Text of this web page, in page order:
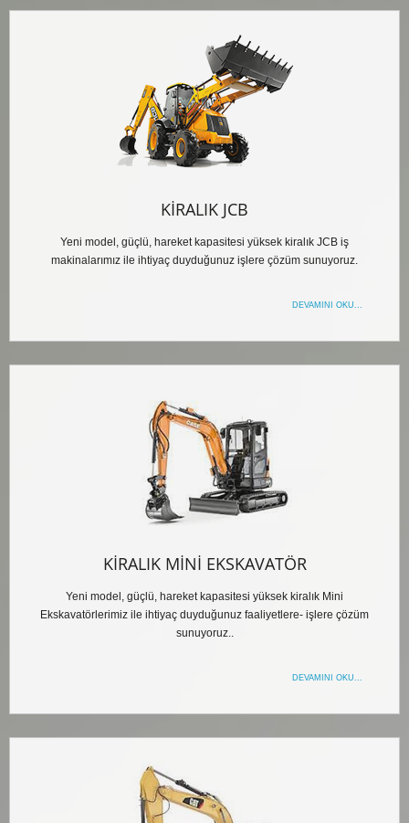
KIRALIK JCB
Yeni model, güçlü, hareket kapasitesi yüksek kiralık JCB iş
makinalarımız ile ihtiyaç duyduğunuz işlere çözüm sunuyoruz.
DEVAMINI OKU...
KIRALIK MINI EKSKAVATÖR
Yeni model, güçlü, hareket kapasitesi yüksek kiralık Mini
Ekskavatörlerimiz ile ihtiyaç duyduğunuz faaliyetlere- işlere çözüm
sunuyoruz..
DEVAMINI OKU...